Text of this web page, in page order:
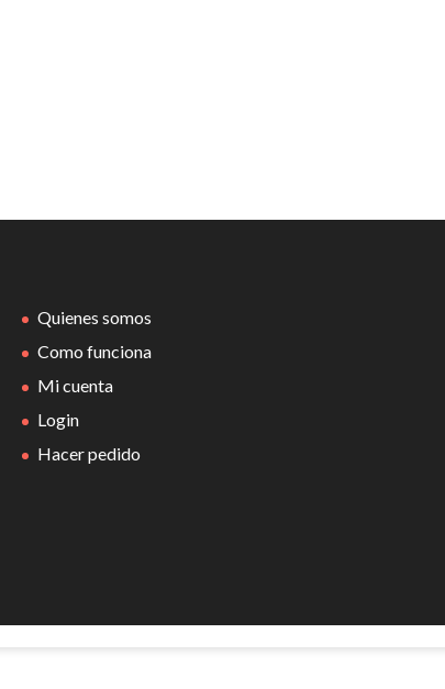
Quienes somos
Como funciona
Mi cuenta
Login
Hacer pedido